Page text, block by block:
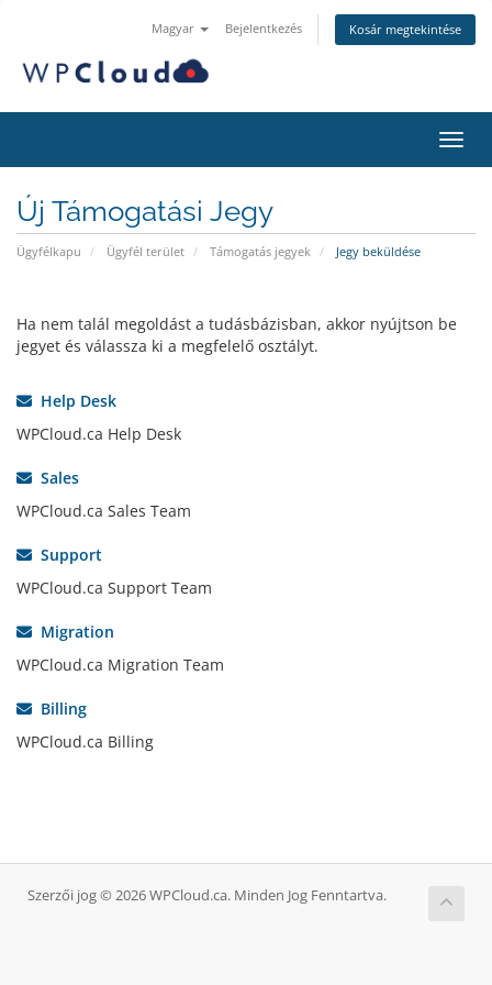
Magyar Bejelentkezés Kosár megtekintése
Új Támogatási Jegy
Ügyfélkapu Ügyfél terület Támogatás jegyek Jegy beküldése
Ha nem talál megoldást a tudásbázisban, akkor nyújtson be
jegyet és válassza ki a megfelelő osztályt.
Help Desk
WPCloud.ca Help Desk
Sales
WPCloud.ca Sales Team
Support
WPCloud.ca Support Team
Migration
WPCloud.ca Migration Team
Billing
WPCloud.ca Billing
Szerzői jog © 2026 WPCloud.ca. Minden Jog Fenntartva.